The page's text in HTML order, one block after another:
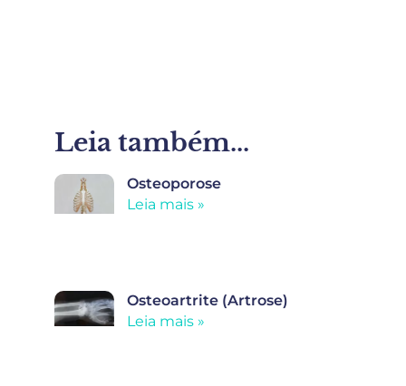
Leia também...
Osteoporose
Leia mais »
Osteoartrite (Artrose)
Leia mais »